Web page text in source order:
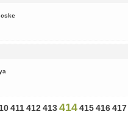
411412413414415416417